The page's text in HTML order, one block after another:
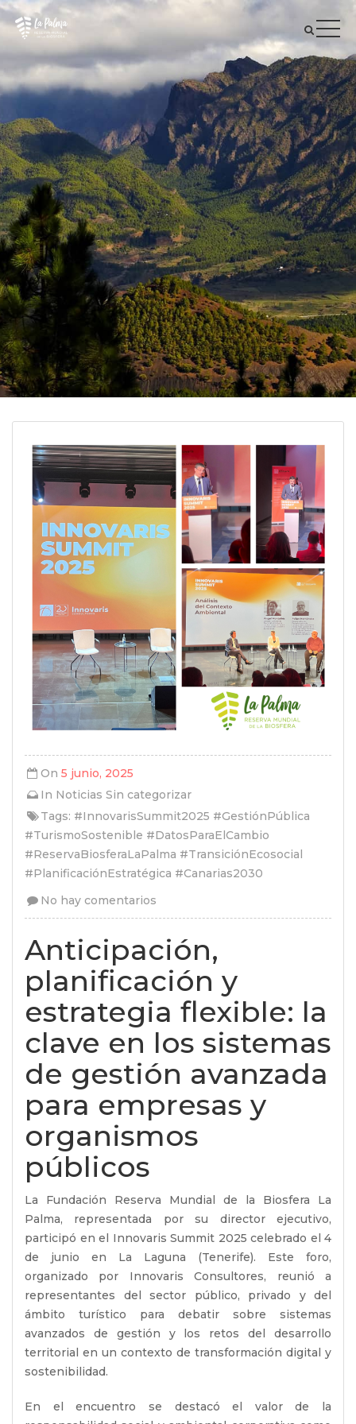
On 5 junio, 2025
In Noticias Sin categorizar
Tags: #InnovarisSummit2025 #GestiónPública
#TurismoSostenible #DatosParaElCambio
#ReservaBiosferaLaPalma #TransiciónEcosocial
#PlanificaciónEstratégica #Canarias2030
No hay comentarios
Anticipación,
planificación y
estrategia flexible: la
clave en los sistemas
de gestión avanzada
para empresas y
organismos
públicos
La Fundación Reserva Mundial de la Biosfera La
Palma, representada por su director ejecutivo,
participó en el Innovaris Summit 2025 celebrado el 4
de junio en La Laguna (Tenerife). Este foro,
organizado por Innovaris Consultores, reunió a
representantes del sector público, privado y del
ámbito turístico para debatir sobre sistemas
avanzados de gestión y los retos del desarrollo
territorial en un contexto de transformación digital y
sostenibilidad.
En el encuentro se destacó el valor de la